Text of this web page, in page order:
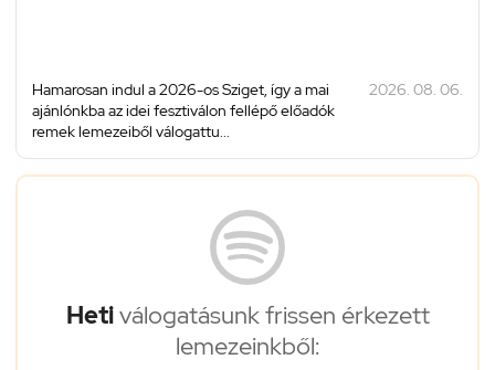
Hamarosan indul a 2026-os Sziget, így a mai
ajánlónkba az idei fesztiválon fellépő előadók
remek lemezeiből válogattu...
2026. 08. 06.
Hetiválogatásunk frissen érkezett
lemezeinkből: